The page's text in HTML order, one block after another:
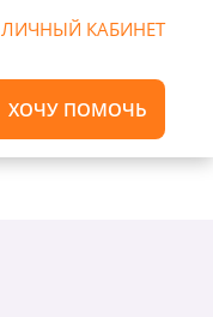
ЛИЧНЫЙ КАБИНЕТ
ХОЧУ ПОМОЧЬ